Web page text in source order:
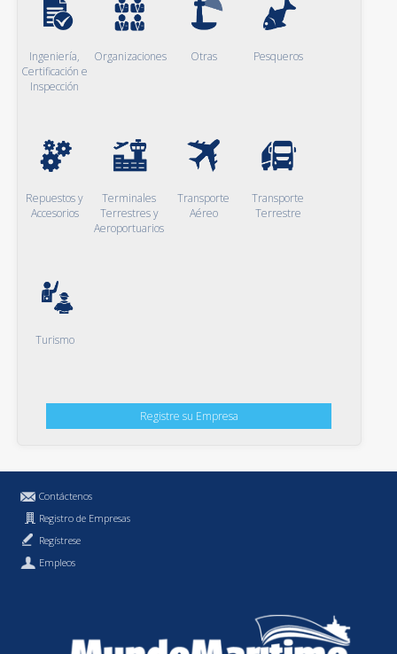
Ingeniería,
Certificación e
Inspección
Organizaciones Otras Pesqueros
Repuestos y
Accesorios
Terminales
Terrestres y
Aeroportuarios
Transporte
Aéreo
Transporte
Terrestre
Turismo
Registre su Empresa
Contáctenos
Registro de Empresas
Regístrese
Empleos